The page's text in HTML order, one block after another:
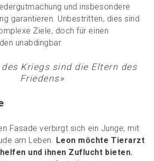
und insbesondere
garantieren. Unbestritten, dies sind
Ziele, doch für einen
unabdingbar.
des Kriegs sind die Eltern des
Friedens»
Fasade verbirgt sich ein Junge, mit
am Leben. Leon möchte Tierarzt
und ihnen Zuflucht bieten.